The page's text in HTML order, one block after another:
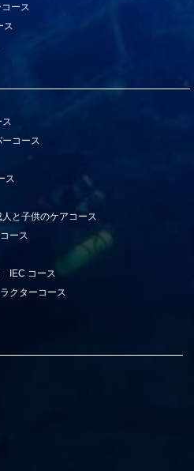
ース
ス
コース
ス
と子供のケアコース
ース
IEC コース
クターコース